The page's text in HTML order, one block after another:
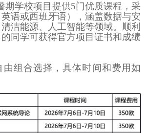
期学校项目提供5门优质课程，采
语或西班牙语），涵盖数据与安
洁能源、人工智能等领域。顺利
同学可获得官方项目证书和成绩
由组合选择，具体时间和费用如